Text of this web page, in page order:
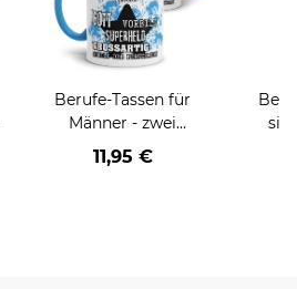
Berufe-Tassen für
Männer - zwei
Farbvarianten
11,95 €